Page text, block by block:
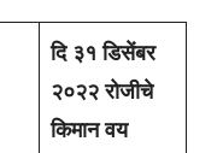
दि ३१ डिसेंबर
२०२२ रोजीचे
किमान वय